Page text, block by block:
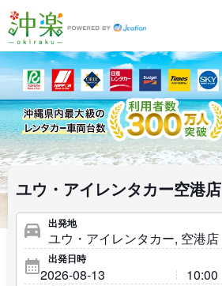
ユウ・アイレンタカー空港店
出発地
出発日時